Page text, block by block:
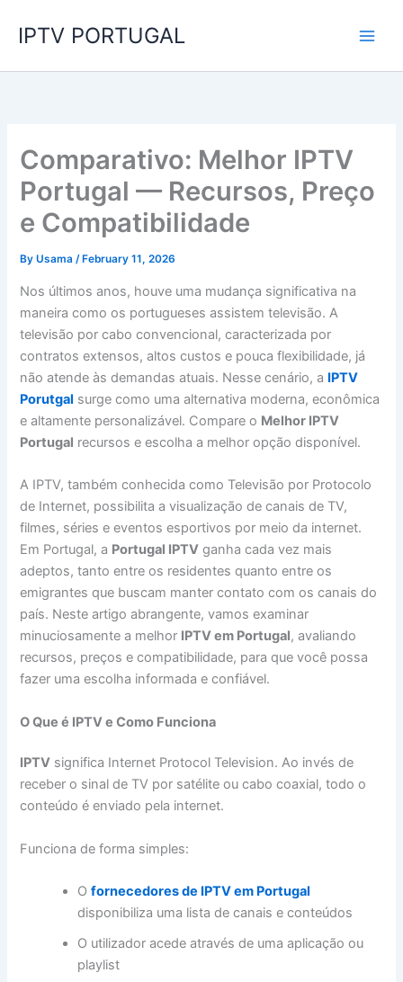
IPTV PORTUGAL
Comparativo: Melhor IPTV
Portugal — Recursos, Preço
e Compatibilidade
ByUsama/ February 11, 2026
Nos últimos anos, houve uma mudança significativa na
maneira como os portugueses assistem televisão. A
televisão por cabo convencional, caracterizada por
contratos extensos, altos custos e pouca flexibilidade, já
não atende às demandas atuais. Nesse cenário, a IPTV
Porutgal surge como uma alternativa moderna, econômica
e altamente personalizável. Compare o Melhor IPTV
Portugal recursos e escolha a melhor opção disponível.
A IPTV, também conhecida como Televisão por Protocolo
de Internet, possibilita a visualização de canais de TV,
filmes, séries e eventos esportivos por meio da internet.
Em Portugal, a Portugal IPTV ganha cada vez mais
adeptos, tanto entre os residentes quanto entre os
emigrantes que buscam manter contato com os canais do
país. Neste artigo abrangente, vamos examinar
minuciosamente a melhor IPTV em Portugal, avaliando
recursos, preços e compatibilidade, para que você possa
fazer uma escolha informada e confiável.
O Que é IPTV e Como Funciona
IPTV significa Internet Protocol Television. Ao invés de
receber o sinal de TV por satélite ou cabo coaxial, todo o
conteúdo é enviado pela internet.
Funciona de forma simples:
Ofornecedores de IPTV em Portugal
disponibiliza uma lista de canais e conteúdos
O utilizador acede através de uma aplicação ou
playlist